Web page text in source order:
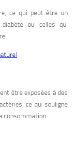
ce qui peut être un
ou celles qui
être exposées à des
ce qui souligne
consommation.